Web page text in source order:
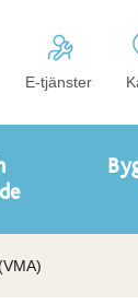
E-tjänster